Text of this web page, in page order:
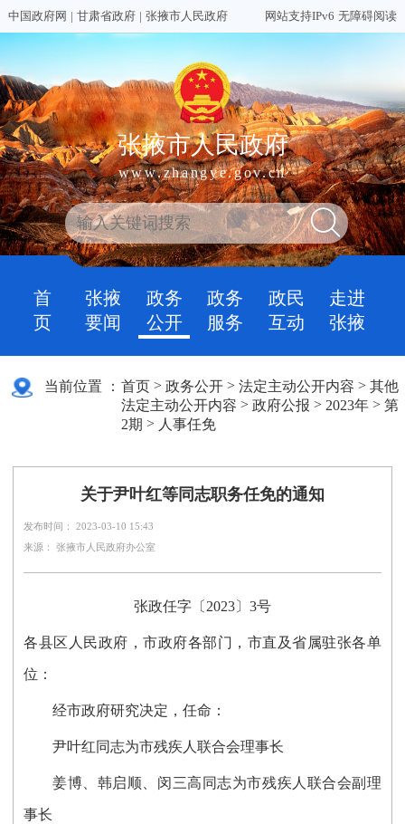
中国政府网 | 甘肃省政府 | 张掖市人民政府 网站支持IPv6 无障碍阅读
张掖市人民政府
www.zhangye.gov.cn
首
页
张掖
要闻
政务
公开
政务
服务
政民
互动
走进
张掖
当前位置 ： 首页 >政务公开 >法定主动公开内容 >其他
法定主动公开内容 >政府公报 > 2023年 >第
2期 > 人事任免
关于尹叶红等同志职务任免的通知
发布时间： 2023-03-10 15:43
来源： 张掖市人民政府办公室
张政任字〔2023〕3号
各县区人民政府，市政府各部门，市直及省属驻张各单
位：
经市政府研究决定，任命：
尹叶红同志为市残疾人联合会理事长
姜博、韩启顺、闵三高同志为市残疾人联合会副理
事长